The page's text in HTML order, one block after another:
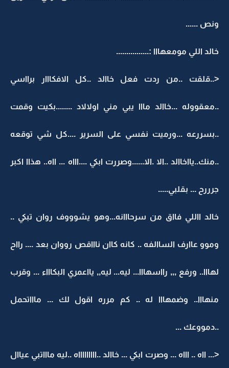
ونص ......
خالد اللي مومعهااا :................
<..قلقت ..من ردت فعل خاالد ..كل الافكااار برااسي
..معقووله ...خاالد مااا يبي مني اولالاد ........بكيت وقمت
..بسررعه ...ورميت نفسي على السرير ....كل شي توقعه
..منك..يااخاالد ..الا .الا......وصررت ابكي ....اااه ... ااه.. هذاا اكبر
جرررح ... بقلبي.....
خالد االلي فااق من سرحااانه...وهو يشوووف روان تبكي ..
وموو عاارف الساالفه .. كانه كاان ناااقص رووان بعد .... رااح
لهااا.. ورفع ,,, رااسهااا... ليه... ليه,, يااعمري البكاااء ... وقرب
منهااا.. وضمهااا له .. كم مرره اقول لك ... ماااتحمل
..دمووعك ...
<... ااه .. اااه ... وصرت ابكي ... خاالد ..اااااااااه ..ليه ماااتبي عياال